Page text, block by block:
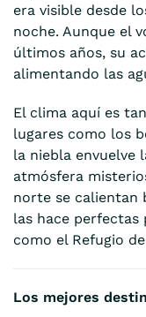
era visible desde
noche. Aunque el
últimos años, su
alimentando las
El clima aquí es
lugares como los
la niebla envuelve
atmósfera
norte se calientan
las hace perfectas
como el Refugio
Los mejores